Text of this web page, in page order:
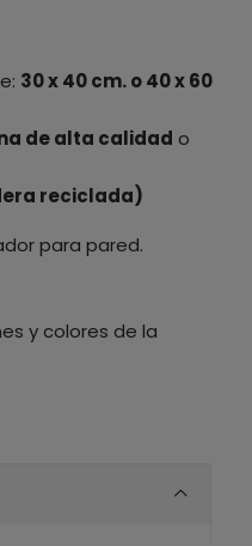
30 x 40 cm. o 40 x 60
de alta calidad o
reciclada)
para pared.
y colores de la